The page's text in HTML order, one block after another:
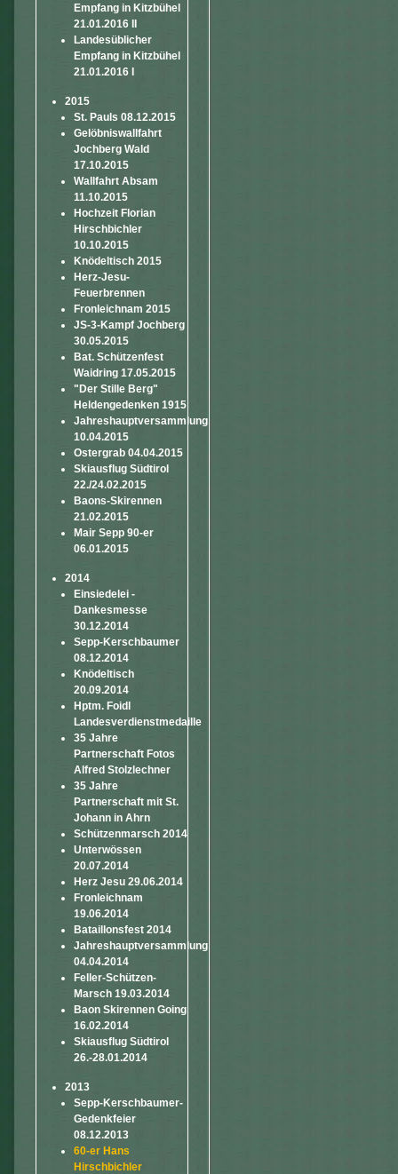
Empfang in Kitzbühel
21.01.2016 II
Landesüblicher
Empfang in Kitzbühel
21.01.2016 I
2015
St. Pauls 08.12.2015
Gelöbniswallfahrt
Jochberg Wald
17.10.2015
Wallfahrt Absam
11.10.2015
Hochzeit Florian
Hirschbichler
10.10.2015
Knödeltisch 2015
Herz-Jesu-
Feuerbrennen
Fronleichnam 2015
JS-3-Kampf Jochberg
30.05.2015
Bat. Schützenfest
Waidring 17.05.2015
"Der Stille Berg"
Heldengedenken 1915
Jahreshauptversammlung
10.04.2015
Ostergrab 04.04.2015
Skiausflug Südtirol
22./24.02.2015
Baons-Skirennen
21.02.2015
Mair Sepp 90-er
06.01.2015
2014
Einsiedelei -
Dankesmesse
30.12.2014
Sepp-Kerschbaumer
08.12.2014
Knödeltisch
20.09.2014
Hptm. Foidl
Landesverdienstmedaille
35 Jahre
Partnerschaft Fotos
Alfred Stolzlechner
35 Jahre
Partnerschaft mit St.
Johann in Ahrn
Schützenmarsch 2014
Unterwössen
20.07.2014
Herz Jesu 29.06.2014
Fronleichnam
19.06.2014
Bataillonsfest 2014
Jahreshauptversammlung
04.04.2014
Feller-Schützen-
Marsch 19.03.2014
Baon Skirennen Going
16.02.2014
Skiausflug Südtirol
26.-28.01.2014
2013
Sepp-Kerschbaumer-
Gedenkfeier
08.12.2013
60-er Hans
Hirschbichler